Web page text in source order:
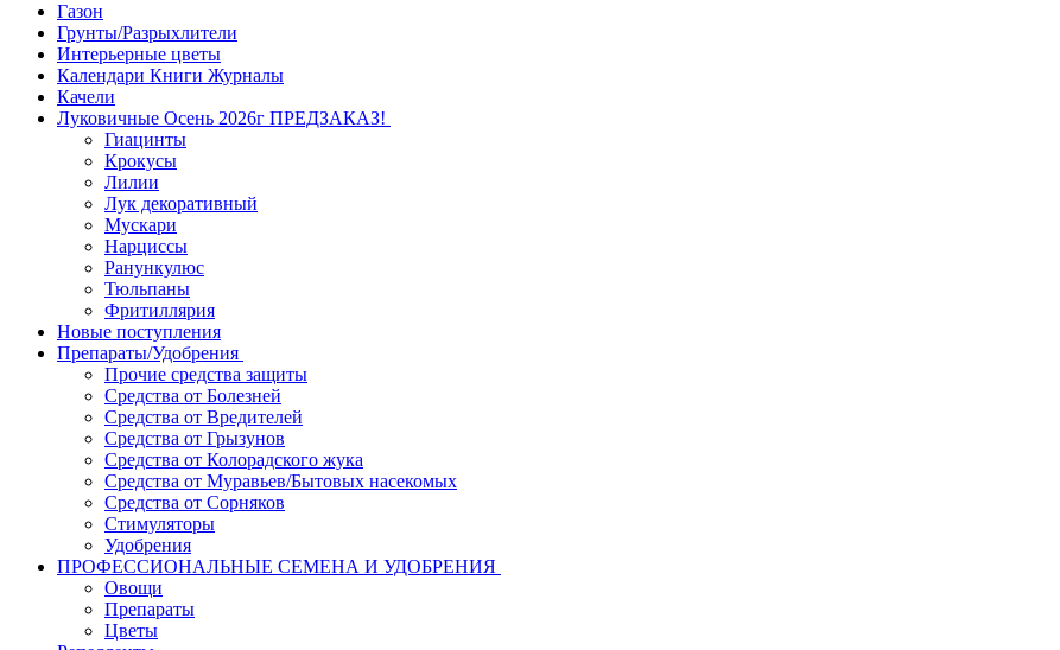
Газон
Грунты/Разрыхлители
Интерьерные цветы
Календари Книги Журналы
Качели
Луковичные Осень 2026г ПРЕДЗАКАЗ!
Гиацинты
Крокусы
Лилии
Лук декоративный
Мускари
Нарциссы
Ранункулюс
Тюльпаны
Фритиллярия
Новые поступления
Препараты/Удобрения
Прочие средства защиты
Средства от Болезней
Средства от Вредителей
Средства от Грызунов
Средства от Колорадского жука
Средства от Муравьев/Бытовых насекомых
Средства от Сорняков
Стимуляторы
Удобрения
ПРОФЕССИОНАЛЬНЫЕ СЕМЕНА И УДОБРЕНИЯ
Овощи
Препараты
Цветы